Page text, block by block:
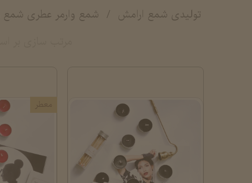
تولیدی شمع ارامش
شمع وارمر عطری شمع